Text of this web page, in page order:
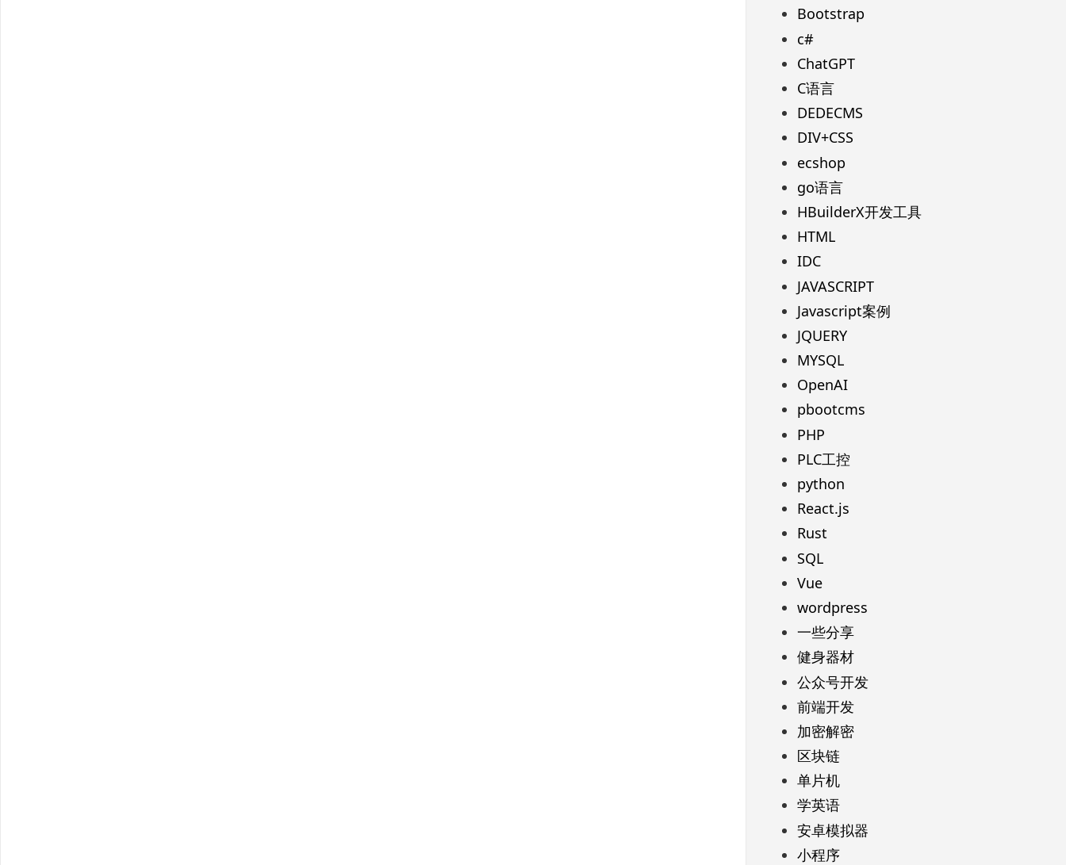
Bootstrap
c#
ChatGPT
C语言
DEDECMS
DIV+CSS
ecshop
go语言
HBuilderX开发工具
HTML
IDC
JAVASCRIPT
Javascript案例
JQUERY
MYSQL
OpenAI
pbootcms
PHP
PLC工控
python
React.js
Rust
SQL
Vue
wordpress
一些分享
健身器材
公众号开发
前端开发
加密解密
区块链
单片机
学英语
安卓模拟器
小程序